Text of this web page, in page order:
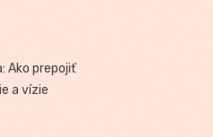
Ako prepojiť
a vízie